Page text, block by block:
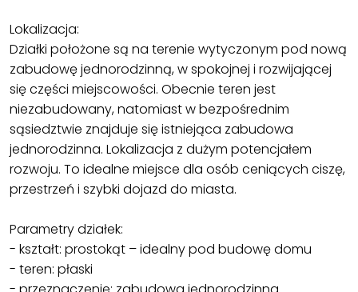
Lokalizacja:
Działki położone są na terenie wytyczonym pod nową
zabudowę jednorodzinną, w spokojnej i rozwijającej
się części miejscowości. Obecnie teren jest
niezabudowany, natomiast w bezpośrednim
sąsiedztwie znajduje się istniejąca zabudowa
jednorodzinna. Lokalizacja z dużym potencjałem
rozwoju. To idealne miejsce dla osób ceniących ciszę,
przestrzeń i szybki dojazd do miasta.
Parametry działek:
- kształt: prostokąt – idealny pod budowę domu
- teren: płaski